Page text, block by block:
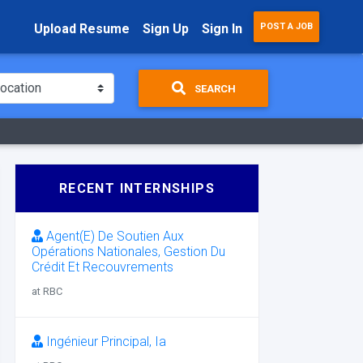
Upload Resume Sign Up Sign In POST A JOB
SEARCH
RECENT INTERNSHIPS
Agent(E) De Soutien Aux
Opérations Nationales, Gestion Du
Crédit Et Recouvrements
at RBC
Ingénieur Principal, Ia